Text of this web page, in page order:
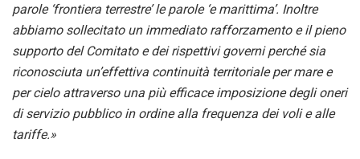
parole ‘frontiera terrestre’ le parole ‘e marittima’. Inoltre
abbiamo sollecitato un immediato rafforzamento e il pieno
supporto del Comitato e dei rispettivi governi perché sia
riconosciuta un’effettiva continuità territoriale per mare e
per cielo attraverso una più efficace imposizione degli oneri
di servizio pubblico in ordine alla frequenza dei voli e alle
tariffe.»